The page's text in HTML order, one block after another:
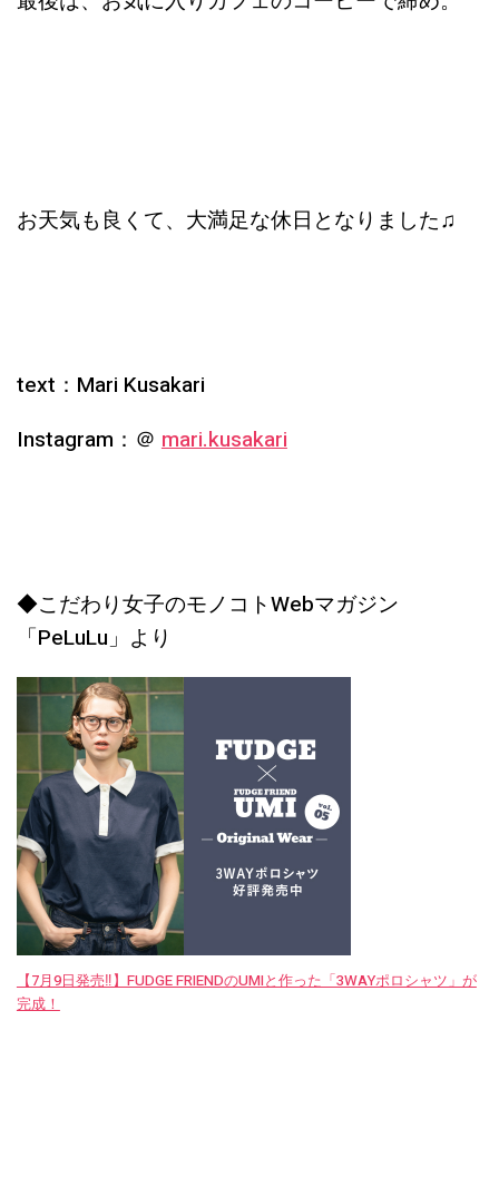
お天気も良くて、大満足な休日となりました♫
text：Mari Kusakari
Instagram：＠ mari.kusakari
◆こだわり女子のモノコトWebマガジン
「PeLuLu」より
【7月9日発売‼︎】FUDGE FRIENDのUMIと作った「3WAYポロシャツ」が
完成！